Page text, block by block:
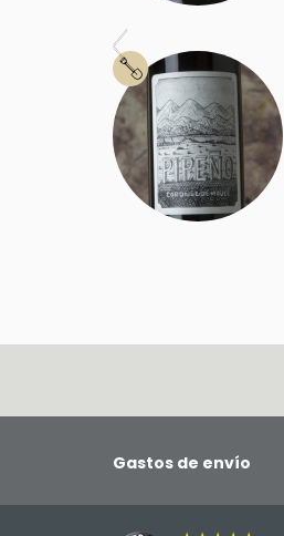
Gastos de envío